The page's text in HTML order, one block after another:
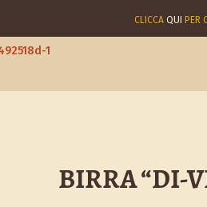
CLICCA QUI PER
BIRRA “DI-